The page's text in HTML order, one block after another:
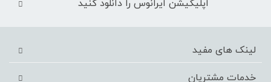
اپلیکیشن ایرانوس را دانلود کنید
لینک های مفید
خدمات مشتریان